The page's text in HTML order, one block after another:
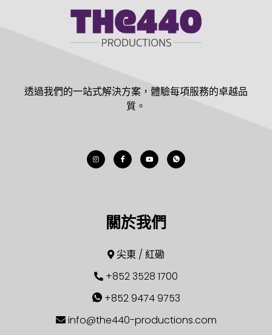
透過我們的一站式解決方案，體驗每項服務的卓越品
質。
關於我們
尖東 / 紅磡
+852 3528 1700
+852 9474 9753
info@the440-productions.com